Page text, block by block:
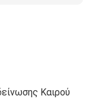
Καιρού